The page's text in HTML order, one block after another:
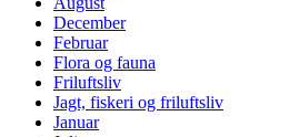
December
Februar
Flora og fauna
Friluftsliv
Jagt, fiskeri og friluftsliv
Januar